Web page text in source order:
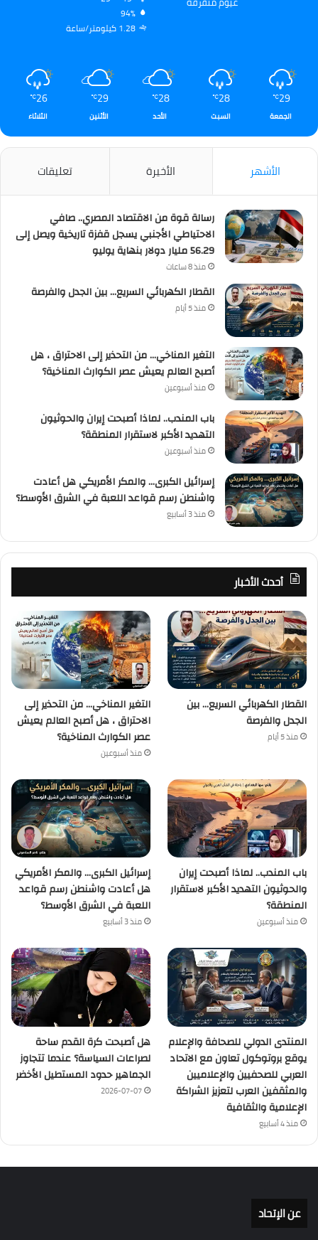
94%
1.28 كيلومتر/ساعة
29
℃
الجمعة
28
℃
السبت
28
℃
الأحد
29
℃
الأثنين
26
℃
الثلاثاء
الأشهر الأخيرة تعليقات
رسالة قوة من الاقتصاد المصري.. صافي
الاحتياطي الأجنبي يسجل قفزة تاريخية ويصل إلى
56.29 مليار دولار بنهاية يوليو
منذ 8 ساعات
القطار الكهربائي السريع… بين الجدل والفرصة
منذ 5 أيام
التغير المناخي… من التحذير إلى الاحتراق ، هل
أصبح العالم يعيش عصر الكوارث المناخية؟
منذ أسبوعين
باب المندب.. لماذا أصبحت إيران والحوثيون
التهديد الأكبر لاستقرار المنطقة؟
منذ أسبوعين
إسرائيل الكبرى… والمكر الأمريكي هل أعادت
واشنطن رسم قواعد اللعبة في الشرق الأوسط؟
منذ 3 أسابيع
أحدث الأخبار
القطار الكهربائي السريع… بين
الجدل والفرصة
منذ 5 أيام
التغير المناخي… من التحذير إلى
الاحتراق ، هل أصبح العالم يعيش
عصر الكوارث المناخية؟
منذ أسبوعين
باب المندب.. لماذا أصبحت إيران
والحوثيون التهديد الأكبر لاستقرار
المنطقة؟
منذ أسبوعين
إسرائيل الكبرى… والمكر الأمريكي
هل أعادت واشنطن رسم قواعد
اللعبة في الشرق الأوسط؟
منذ 3 أسابيع
المنتدى الدولي للصحافة والإعلام
يوقع بروتوكول تعاون مع الاتحاد
العربي للصحفيين والإعلاميين
والمثقفين العرب لتعزيز الشراكة
الإعلامية والثقافية
منذ 4 أسابيع
هل أصبحت كرة القدم ساحة
لصراعات السياسة؟ عندما تتجاوز
الجماهير حدود المستطيل الأخضر
2026-07-07
عن الإتحاد